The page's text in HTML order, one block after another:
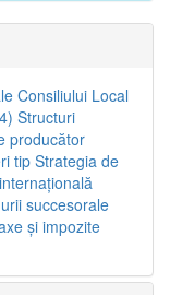
Consiliului Local
Structuri
producător
tipStrategia de
succesorale
şi impozite